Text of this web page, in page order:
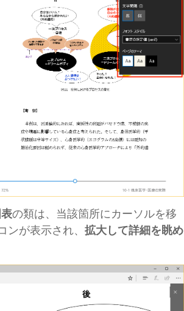
表の類は、当該箇所にカーソルを移
が表示され、 拡大して詳細を眺め